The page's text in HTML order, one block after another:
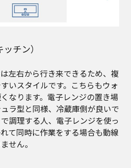
チン）
左右から行き来できるため、複
いスタイルです。こちらもウォ
なります。電子レンジの置き場
ラ型と同様、冷蔵庫側が良いで
調理する人、電子レンジを使っ
て同時に作業をする場合も動線
せん。